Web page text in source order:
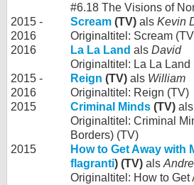
#6.18 The Visions of
2015 -
2016
Scream (TV) als Kevin
Originaltitel: Scream
2016
La La Land als David
Originaltitel: La La Land
2015 -
2016
Reign (TV) als William
Originaltitel: Reign (TV)
2015
Criminal Minds (TV) als
Originaltitel: Criminal
Borders) (TV)
2015
How to Get Away with
flagranti) (TV) als
Originaltitel: How to Get